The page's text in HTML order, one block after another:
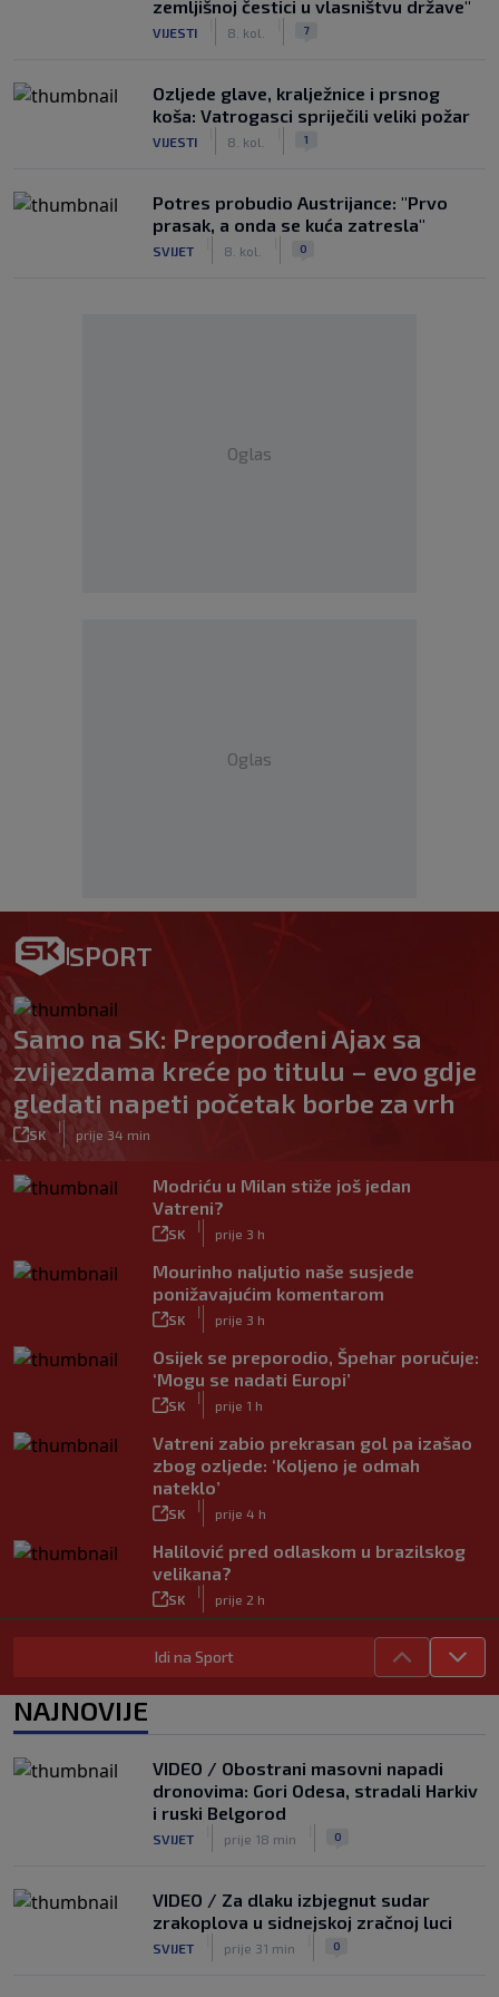
zemljišnoj čestici u vlasništvu države"
VIJESTI 8. kol. 7
Ozljede glave, kralježnice i prsnog
koša: Vatrogasci spriječili veliki požar
VIJESTI 8. kol. 1
Potres probudio Austrijance: "Prvo
prasak, a onda se kuća zatresla"
SVIJET 8. kol. 0
Oglas
Oglas
SPORT
Samo na SK: Preporođeni Ajax sa
zvijezdama kreće po titulu – evo gdje
gledati napeti početak borbe za vrh
SK
|
prije 34 min
Modriću u Milan stiže još jedan
Vatreni?
SK
|
prije 3 h
Mourinho naljutio naše susjede
ponižavajućim komentarom
SK
|
prije 3 h
Osijek se preporodio, Špehar poručuje:
‘Mogu se nadati Europi’
SK
|
prije 1 h
Vatreni zabio prekrasan gol pa izašao
zbog ozljede: ‘Koljeno je odmah
nateklo’
SK
|
prije 4 h
Halilović pred odlaskom u brazilskog
velikana?
SK
|
prije 2 h
Carević nakon drugog poraza: ‘Ne
mogu biti ljutit, ovo nam mora biti
|
zadovoljni, tražimo stopera
SK prije 3 h
Zekić sasuo kritike nakon remija: ‘O
problemima možemo pričati tri dana’
Idi na Sport
NAJNOVIJE
VIDEO / Obostrani masovni napadi
dronovima: Gori Odesa, stradali Harkiv
i ruski Belgorod
SVIJET prije 18 min 0
VIDEO / Za dlaku izbjegnut sudar
zrakoplova u sidnejskoj zračnoj luci
SVIJET prije 31 min 0